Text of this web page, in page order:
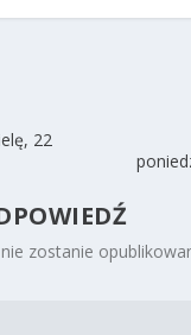
22
zostanie